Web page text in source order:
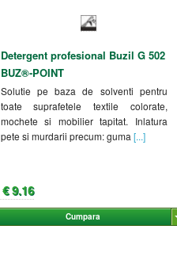
Detergent profesional Buzil G 502
BUZ®-POINT
Solutie pe baza de solventi pentru
toate suprafetele textile colorate,
mochete si mobilier tapitat. Inlatura
pete si murdarii precum: guma [...]
€ 9.16
Cumpara